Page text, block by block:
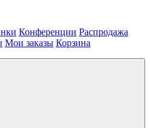
Конференции Распродажа
Мои заказы Корзина